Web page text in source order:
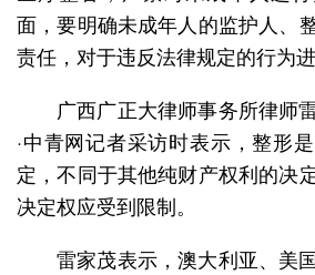
面，要明确未成年人的监护人、
责任，对于违反法律规定的行为进
广西广正大律师事务所律师
·中青网记者采访时表示，整形
定，不同于其他纯财产权利的决
决定权应受到限制。
雷家茂表示，澳大利亚、美